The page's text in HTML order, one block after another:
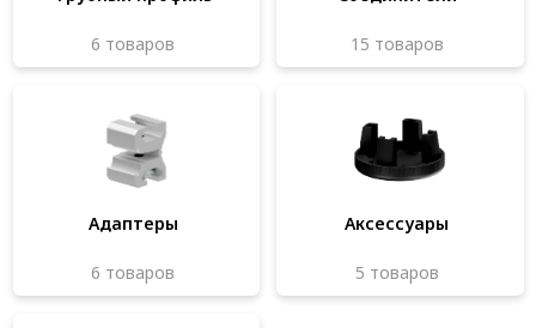
Алюминиевые промышленные ограждения
Алюминиевая промышленная мебель
Крейты и кассеты Subrack systems
Лист алюминиевый
6 товаров 15 товаров
Адаптеры
6 товаров
Аксессуары
5 товаров